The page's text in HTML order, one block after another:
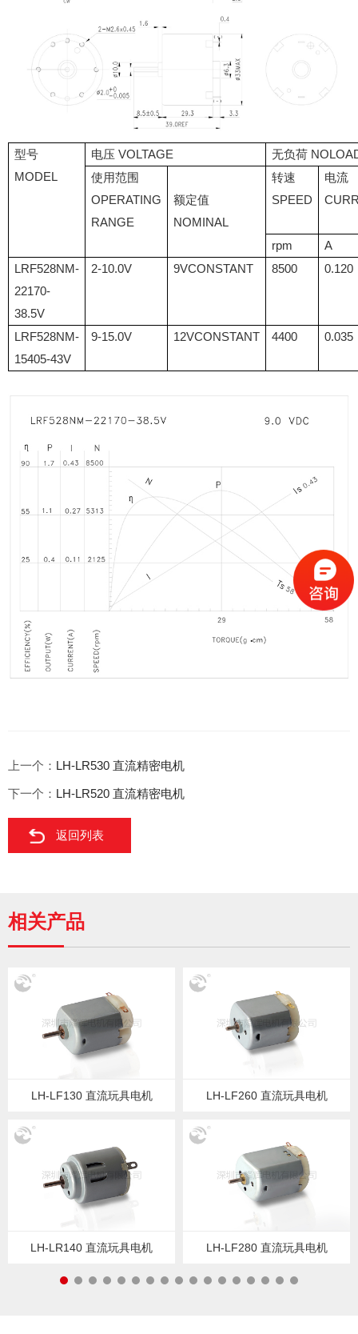
型号
MODEL
电压 VOLTAGE
无负荷
使用范围
OPERATING
RANGE
额定值
NOMINAL
转速
SPEED
电流
rpm
A
LRF528NM-
22170-
38.5V
2-10.0V 9VCONSTANT 8500 0.120
LRF528NM-
15405-43V
9-15.0V 12VCONSTANT 4400 0.035
上一个： LH-LR530 直流精密电机
下一个： LH-LR520 直流精密电机
返回列表
相关产品
LH-LF130 直流玩具电机
LH-LR140 直流玩具电机
LH-LF260 直流玩具电机
LH-LF280 直流玩具电机